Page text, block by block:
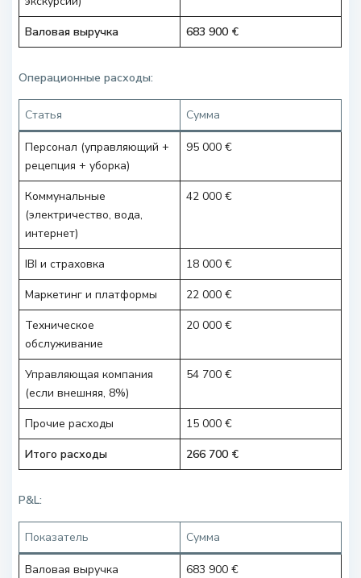
Валовая выручка
683 900 €
Операционные расходы:
Статья Сумма
Персонал (управляющий +
рецепция + уборка)
95 000 €
Коммунальные
(электричество, вода,
интернет)
42 000 €
IBI и страховка
18 000 €
Маркетинг и платформы
22 000 €
Техническое
обслуживание
20 000 €
Управляющая компания
(если внешняя, 8%)
54 700 €
Прочие расходы
15 000 €
Итого расходы
266 700 €
P&L:
Показатель Сумма
Валовая выручка
683 900 €